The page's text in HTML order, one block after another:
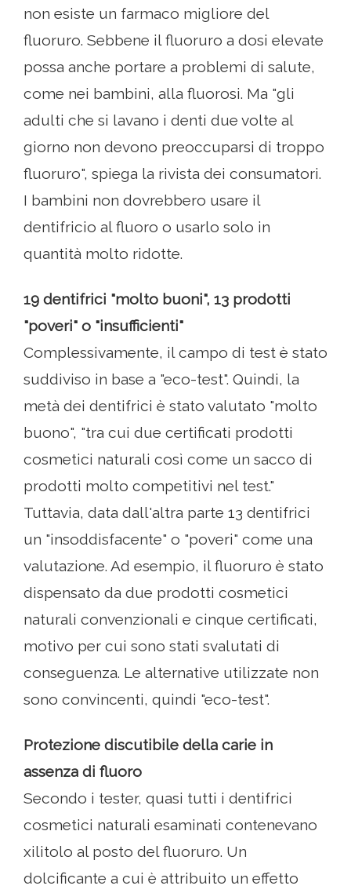
non esiste un farmaco migliore del
fluoruro. Sebbene il fluoruro a dosi elevate
possa anche portare a problemi di salute,
come nei bambini, alla fluorosi. Ma "gli
adulti che si lavano i denti due volte al
giorno non devono preoccuparsi di troppo
fluoruro", spiega la rivista dei consumatori.
I bambini non dovrebbero usare il
dentifricio al fluoro o usarlo solo in
quantità molto ridotte.
19 dentifrici "molto buoni", 13 prodotti
"poveri" o "insufficienti"
Complessivamente, il campo di test è stato
suddiviso in base a "eco-test". Quindi, la
metà dei dentifrici è stato valutato "molto
buono", "tra cui due certificati prodotti
cosmetici naturali così come un sacco di
prodotti molto competitivi nel test."
Tuttavia, data dall'altra parte 13 dentifrici
un "insoddisfacente" o "poveri" come una
valutazione. Ad esempio, il fluoruro è stato
dispensato da due prodotti cosmetici
naturali convenzionali e cinque certificati,
motivo per cui sono stati svalutati di
conseguenza. Le alternative utilizzate non
sono convincenti, quindi "eco-test".
Protezione discutibile della carie in
assenza di fluoro
Secondo i tester, quasi tutti i dentifrici
cosmetici naturali esaminati contenevano
xilitolo al posto del fluoruro. Un
dolcificante a cui è attribuito un effetto